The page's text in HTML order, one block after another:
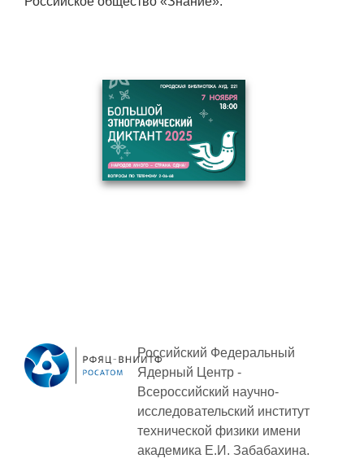
ПОСТАВЩИКАМ
ПОСЕЩЕНИЕ ЗАТОРоссийский Федеральный
Ядерный Центр -
Всероссийский научно-
исследовательский институт
технической физики имени
академика Е.И. Забабахина.